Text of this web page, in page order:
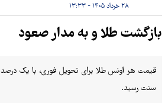
۲۸ خرداد ۱۴۰۵ - ۱۳:۳۳
بازگشت طلا و به مدار صعود
سنت رسید.